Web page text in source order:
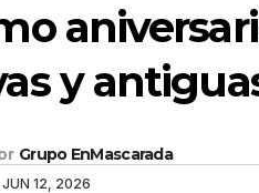
y
Grupo EnMascarada
JUN 12, 2026